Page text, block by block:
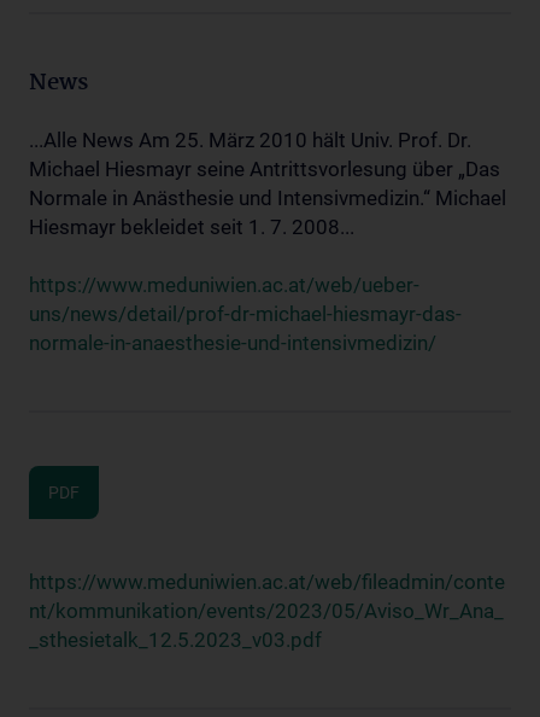
News
...Alle News Am 25. März 2010 hält Univ. Prof. Dr.
Michael Hiesmayr seine Antrittsvorlesung über „Das
Normale in Anästhesie und Intensivmedizin.“ Michael
Hiesmayr bekleidet seit 1. 7. 2008...
https://www.meduniwien.ac.at/web/ueber-
uns/news/detail/prof-dr-michael-hiesmayr-das-
normale-in-anaesthesie-und-intensivmedizin/
PDF
https://www.meduniwien.ac.at/web/fileadmin/conte
nt/kommunikation/events/2023/05/Aviso_Wr_Ana_
_sthesietalk_12.5.2023_v03.pdf